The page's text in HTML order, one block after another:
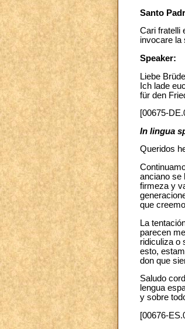
Santo
Cari fratelli
invocare la
Speaker:
Liebe
Ich lade
für den
[00675-
In lingua
Queridos
anciano se
firmeza y
que
La
parecen
ridiculiza o
esto,
don que
Saludo
lengua
y sobre
[00676-